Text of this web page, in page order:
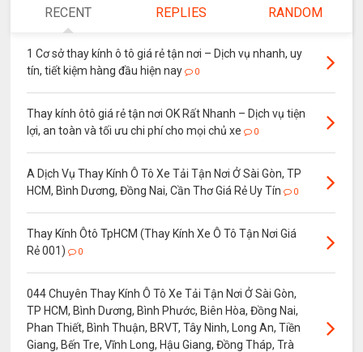
RECENT REPLIES RANDOM
1 Cơ sở thay kính ô tô giá rẻ tận nơi – Dịch vụ nhanh, uy
tín, tiết kiệm hàng đầu hiện nay
0
Thay kính ôtô giá rẻ tận nơi OK Rất Nhanh – Dịch vụ tiện
lợi, an toàn và tối ưu chi phí cho mọi chủ xe
0
A Dịch Vụ Thay Kính Ô Tô Xe Tải Tận Nơi Ở Sài Gòn, TP
HCM, Bình Dương, Đồng Nai, Cần Thơ Giá Rẻ Uy Tín
0
Thay Kính Ôtô TpHCM (Thay Kính Xe Ô Tô Tận Nơi Giá
Rẻ 001)
0
044 Chuyên Thay Kính Ô Tô Xe Tải Tận Nơi Ở Sài Gòn,
TP HCM, Bình Dương, Bình Phước, Biên Hòa, Đồng Nai,
Phan Thiết, Bình Thuận, BRVT, Tây Ninh, Long An, Tiền
Giang, Bến Tre, Vĩnh Long, Hậu Giang, Đồng Tháp, Trà